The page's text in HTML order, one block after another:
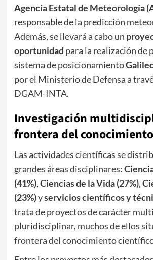
Agencia Estatal de Meteorología
responsable de la predicción
Además, se llevará a cabo un
oportunidad para la realización de
sistema de posicionamiento
por el Ministerio de Defensa a
DGAM-INTA.
Investigación
frontera del conocimiento
Las actividades científicas se
grandes áreas disciplinares:
(41%),Ciencias de la Vida (27%),
(23%)yservicios científicos y
trata de proyectos de carácter
pluridisciplinar, muchos de ellos
frontera del conocimiento